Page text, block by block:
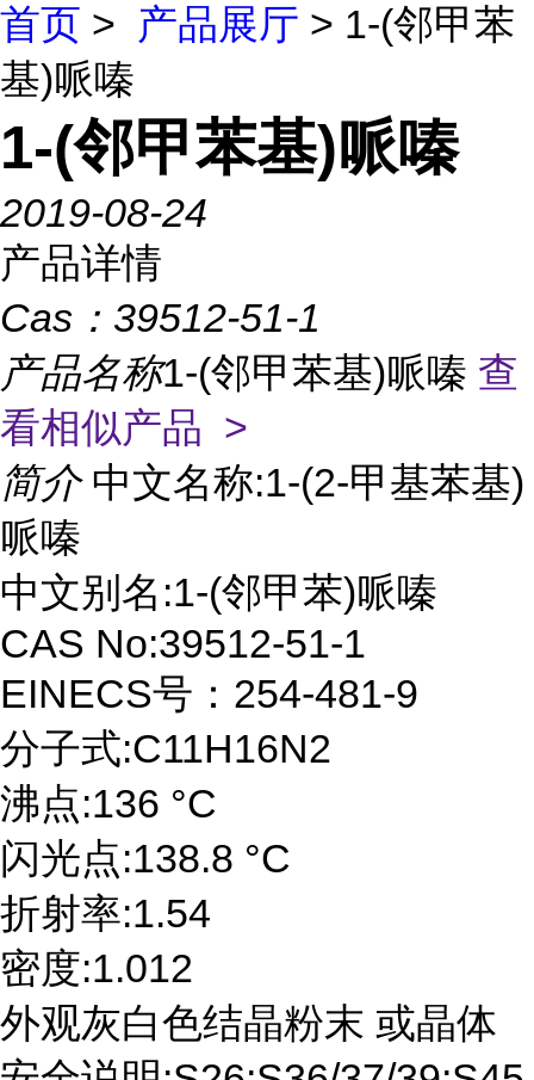
首页 > 产品展厅 > 1-(邻甲苯
基)哌嗪
1-(邻甲苯基)哌嗪
2019-08-24
产品详情
Cas： 39512-51-1
产品名称1-(邻甲苯基)哌嗪 查
看相似产品 >
简介 中文名称:1-(2-甲基苯基)
哌嗪
中文别名:1-(邻甲苯)哌嗪
CAS No:39512-51-1
EINECS号：254-481-9
分子式:C11H16N2
沸点:136 °C
闪光点:138.8 °C
折射率:1.54
密度:1.012
外观灰白色结晶粉末 或晶体